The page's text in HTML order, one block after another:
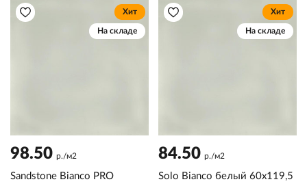
Хит
На складе
98.50 р./м2
Sandstone Bianco PRO
Хит
На складе
84.50 р./м2
Solo Bianco белый 60x119,5